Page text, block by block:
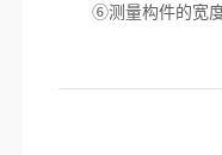
⑥测量构件的宽度